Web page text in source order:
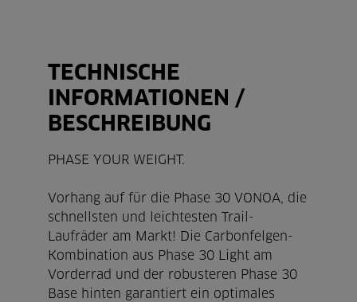
TECHNISCHE
INFORMATIONEN /
BESCHREIBUNG
PHASE YOUR WEIGHT.
Vorhang auf für die Phase 30 VONOA, die
schnellsten und leichtesten Trail-
Laufräder am Markt! Die Carbonfelgen-
Kombination aus Phase 30 Light am
Vorderrad und der robusteren Phase 30
Base hinten garantiert ein optimales